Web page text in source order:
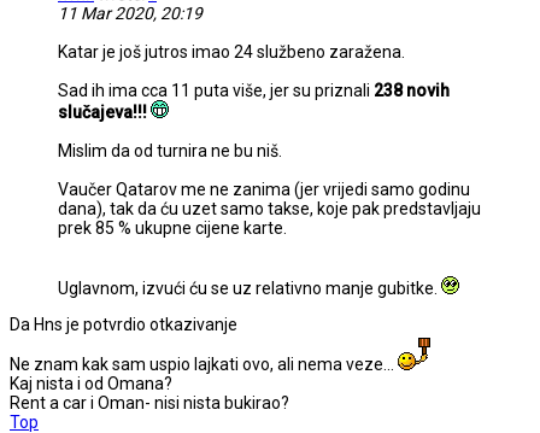
11 Mar 2020, 20:19
Katar je još jutros imao 24 službeno zaražena.
Sad ih ima cca 11 puta više, jer su priznali 238 novih
slučajeva!!!
Mislim da od turnira ne bu niš.
Vaučer Qatarov me ne zanima (jer vrijedi samo godinu
dana), tak da ću uzet samo takse, koje pak predstavljaju
prek 85 % ukupne cijene karte.
Uglavnom, izvući ću se uz relativno manje gubitke.
Da Hns je potvrdio otkazivanje
Ne znam kak sam uspio lajkati ovo, ali nema veze...
Kaj nista i od Omana?
Rent a car i Oman- nisi nista bukirao?
Top